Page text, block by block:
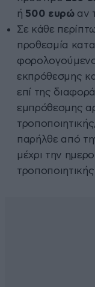
ή 500 ευρώαν
Σε κάθε
προθεσμία
εκπρόθεσμης
επί της
εμπρόθεσμης
παρήλθε από
μέχρι την